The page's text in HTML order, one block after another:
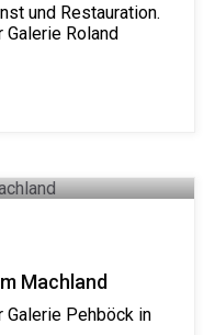
und Restauration.
Roland
Machland
Pehböck in